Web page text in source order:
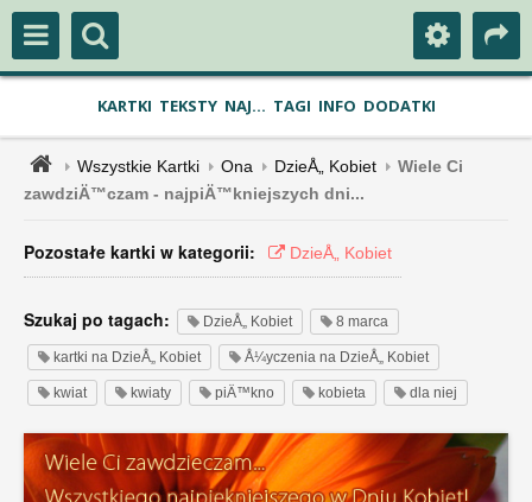
KARTKI TEKSTY NAJ... TAGI INFO DODATKI
Wszystkie Kartki Ona DzieÅ„ Kobiet
Wiele Ci
zawdziÄ™czam - najpiÄ™kniejszych dni...
Pozostałe kartki w kategorii: DzieÅ„ Kobiet
Szukaj po tagach: DzieÅ„ Kobiet 8 marca
kartki na DzieÅ„ Kobiet Å¼yczenia na DzieÅ„ Kobiet
kwiat kwiaty piÄ™kno kobieta dla niej